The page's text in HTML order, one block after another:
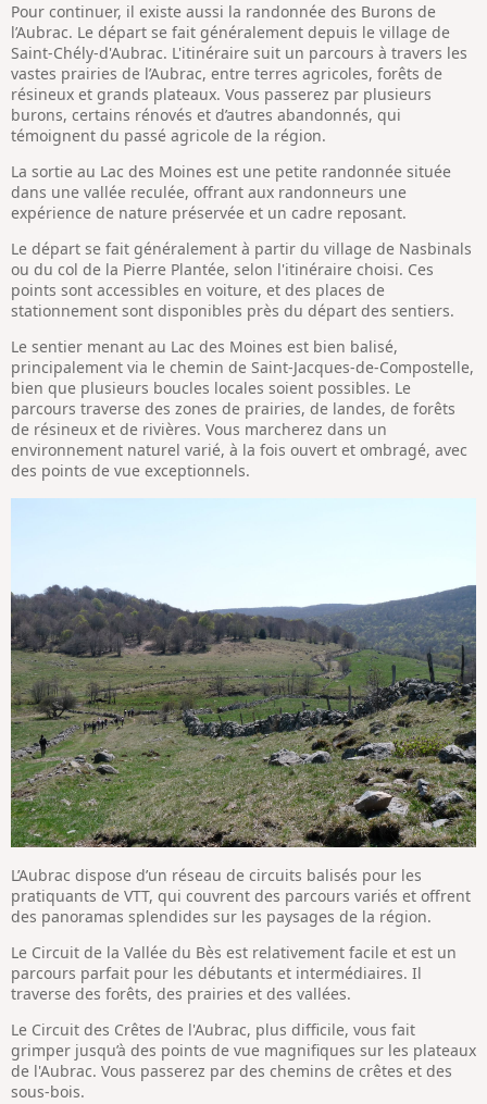
Pour continuer, il existe aussi la randonnée des Burons de
l’Aubrac. Le départ se fait généralement depuis le village de
Saint-Chély-d'Aubrac. L'itinéraire suit un parcours à travers les
vastes prairies de l’Aubrac, entre terres agricoles, forêts de
résineux et grands plateaux. Vous passerez par plusieurs
burons, certains rénovés et d’autres abandonnés, qui
témoignent du passé agricole de la région.
La sortie au Lac des Moines est une petite randonnée située
dans une vallée reculée, offrant aux randonneurs une
expérience de nature préservée et un cadre reposant.
Le départ se fait généralement à partir du village de Nasbinals
ou du col de la Pierre Plantée, selon l'itinéraire choisi. Ces
points sont accessibles en voiture, et des places de
stationnement sont disponibles près du départ des sentiers.
Le sentier menant au Lac des Moines est bien balisé,
principalement via le chemin de Saint-Jacques-de-Compostelle,
bien que plusieurs boucles locales soient possibles. Le
parcours traverse des zones de prairies, de landes, de forêts
de résineux et de rivières. Vous marcherez dans un
environnement naturel varié, à la fois ouvert et ombragé, avec
des points de vue exceptionnels.
L’Aubrac dispose d’un réseau de circuits balisés pour les
pratiquants de VTT, qui couvrent des parcours variés et offrent
des panoramas splendides sur les paysages de la région.
Le Circuit de la Vallée du Bès est relativement facile et est un
parcours parfait pour les débutants et intermédiaires. Il
traverse des forêts, des prairies et des vallées.
Le Circuit des Crêtes de l'Aubrac, plus difficile, vous fait
grimper jusqu’à des points de vue magnifiques sur les plateaux
de l'Aubrac. Vous passerez par des chemins de crêtes et des
sous-bois.